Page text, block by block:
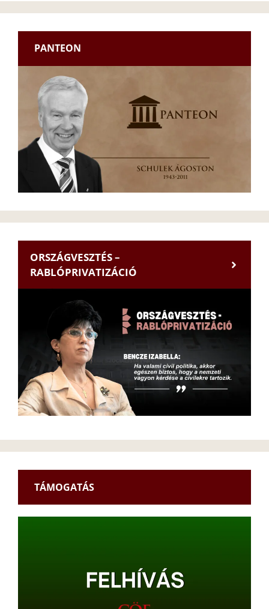
PANTEON
ORSZÁGVESZTÉS –
RABLÓPRIVATIZÁCIÓ
TÁMOGATÁS